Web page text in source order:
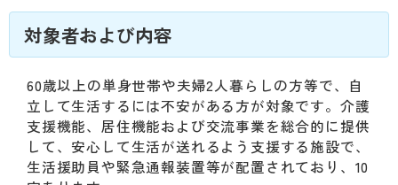
本
へ
対象者および内容
60歳以上の単身世帯や夫婦2人暮らしの方等で、自
立して生活するには不安がある方が対象です。介護
支援機能、居住機能および交流事業を総合的に提供
して、安心して生活が送れるよう支援する施設で、
生活援助員や緊急通報装置等が配置されており、10